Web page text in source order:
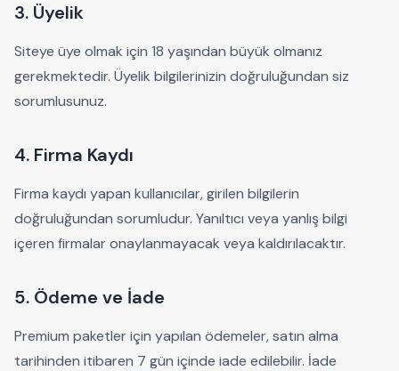
3. Üyelik
Siteye üye olmak için 18 yaşından büyük olmanız
gerekmektedir. Üyelik bilgilerinizin doğruluğundan siz
sorumlusunuz.
4. Firma Kaydı
Firma kaydı yapan kullanıcılar, girilen bilgilerin
doğruluğundan sorumludur. Yanıltıcı veya yanlış bilgi
içeren firmalar onaylanmayacak veya kaldırılacaktır.
5. Ödeme ve İade
Premium paketler için yapılan ödemeler, satın alma
tarihinden itibaren 7 gün içinde iade edilebilir. İade